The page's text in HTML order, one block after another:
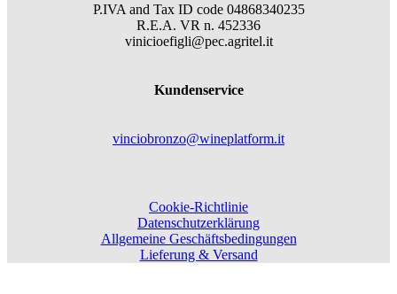
P.IVA and Tax ID code 04868340235
R.E.A. VR n. 452336
vinicioefigli@pec.agritel.it
Kundenservice
vinciobronzo@wineplatform.it
Cookie-Richtlinie
Datenschutzerklärung
Allgemeine Geschäftsbedingungen
Lieferung & Versand